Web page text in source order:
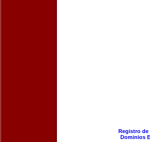
Registro de
Dominios